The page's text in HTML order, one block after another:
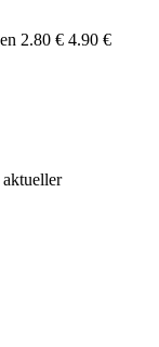
2.80 € 4.90 €